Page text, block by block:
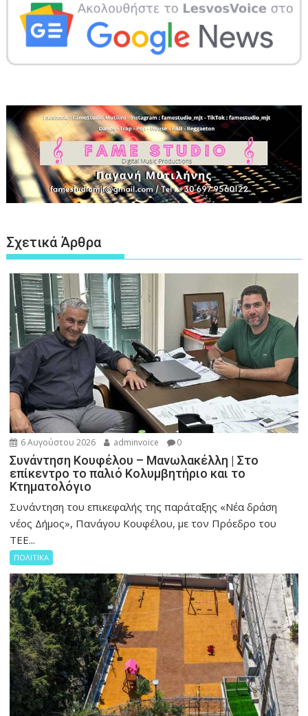
Σχετικά Άρθρα
6 Αυγούστου 2026 adminvoice 0
Συνάντηση Κουφέλου – Μανωλακέλλη | Στο
επίκεντρο το παλιό Κολυμβητήριο και το
Κτηματολόγιο
Συνάντηση του επικεφαλής της παράταξης «Νέα δράση
νέος Δήμος», Πανάγου Κουφέλου, με τον Πρόεδρο του
ΤΕΕ...
ΠΟΛΙΤΙΚΑ